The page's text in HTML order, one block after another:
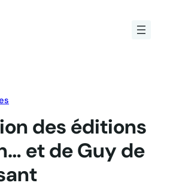
des éditions
et de Guy de